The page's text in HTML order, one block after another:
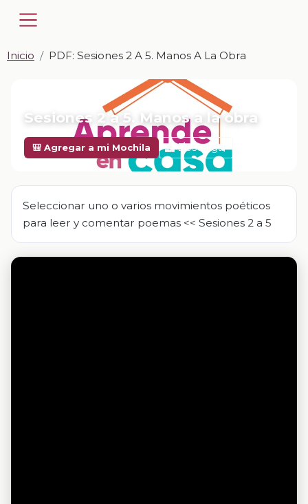
Inicio PDF: Sesiones 2 A 5. Manos A La Obra
Sesiones 2 a 5. Manos a la obra
🎒 Agregar a mi Mochila Descargar
Seleccionar uno o varios movimientos poéticos
para leer y comentar poemas << Sesiones 2 a 5